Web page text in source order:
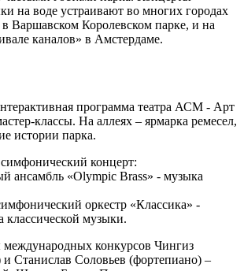
на воде устраивают во многих городах
Варшавском Королевском парке, и на
каналов» в Амстердаме.
программа театра АСМ - Арт
классы. На аллеях – ярмарка ремесел,
истории парка.
концерт:
ансамбль «Olympic Brass» - музыка
оркестр «Классика» -
классической музыки.
международных конкурсов Чингиз
Станислав Соловьев (фортепиано) –